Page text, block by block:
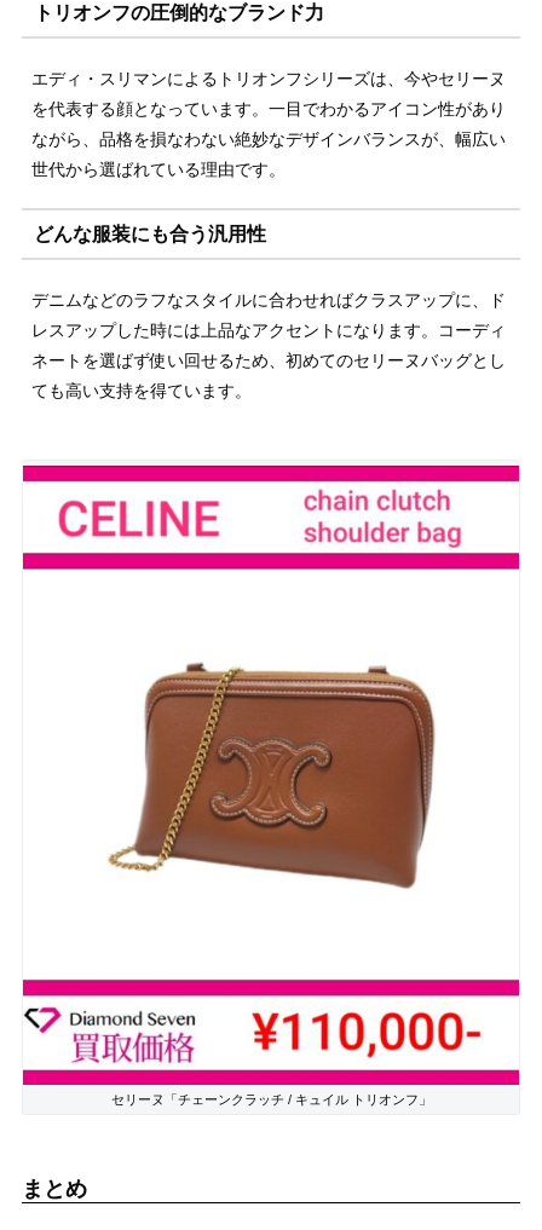
トリオンフの圧倒的なブランド力
エディ・スリマンによるトリオンフシリーズは、今やセリーヌ
を代表する顔となっています。一目でわかるアイコン性があり
ながら、品格を損なわない絶妙なデザインバランスが、幅広い
世代から選ばれている理由です。
どんな服装にも合う汎用性
デニムなどのラフなスタイルに合わせればクラスアップに、ド
レスアップした時には上品なアクセントになります。コーディ
ネートを選ばず使い回せるため、初めてのセリーヌバッグとし
ても高い支持を得ています。
セリーヌ「チェーンクラッチ / キュイル トリオンフ」
まとめ